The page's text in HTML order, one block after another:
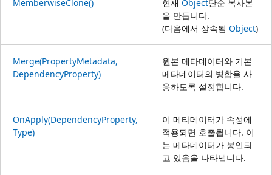
MemberwiseClone() 현재 Object단순 복사본
을 만듭니다.
(다음에서 상속됨 Object)
Merge(PropertyMetadata,
DependencyProperty)
원본 메타데이터와 기본
메타데이터의 병합을 사
용하도록 설정합니다.
OnApply(DependencyProperty,
Type)
이 메타데이터가 속성에
적용되면 호출됩니다. 이
는 메타데이터가 봉인되
고 있음을 나타냅니다.